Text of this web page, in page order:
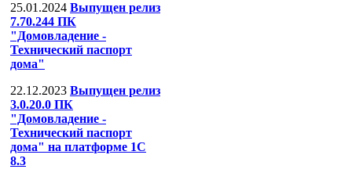
25.01.2024 Выпущен релиз
7.70.244 ПК
"Домовладение -
Технический паспорт
дома"
22.12.2023 Выпущен релиз
3.0.20.0 ПК
"Домовладение -
Технический паспорт
дома" на платформе 1С
8.3